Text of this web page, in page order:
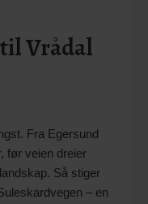
Vrådal
Fra Egersund
før veien dreier
Så stiger
– en